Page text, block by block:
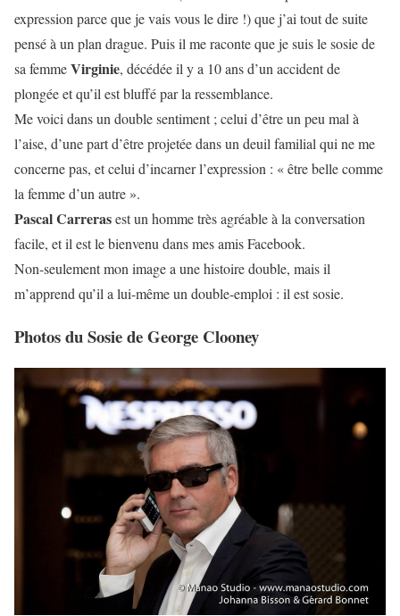
expression parce que je vais vous le dire !) que j’ai tout de suite
pensé à un plan drague. Puis il me raconte que je suis le sosie de
sa femmeVirginie, décédée il y a 10 ans d’un accident de
plongée et qu’il est bluffé par la ressemblance.
Me voici dans un double sentiment ; celui d’être un peu mal à
l’aise, d’une part d’être projetée dans un deuil familial qui ne me
concerne pas, et celui d’incarner l’expression : « être belle comme
la femme d’un autre ».
Pascal Carrerasest un homme très agréable à la conversation
facile, et il est le bienvenu dans mes amis Facebook.
Non-seulement mon image a une histoire double, mais il
m’apprend qu’il a lui-même un double-emploi : il est sosie.
Photos du Sosie de George Clooney